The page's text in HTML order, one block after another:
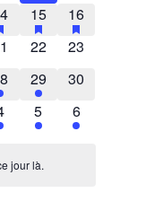
évènements
évènement
has featured évènements
2 évènements
15has featured
1 évènement
16has featured
évènements
0 évènements
22 0 évènements
23
évènement
1 évènement
29 0 évènements
30
évènement
1 évènement
5 1 évènement
6
jour là.